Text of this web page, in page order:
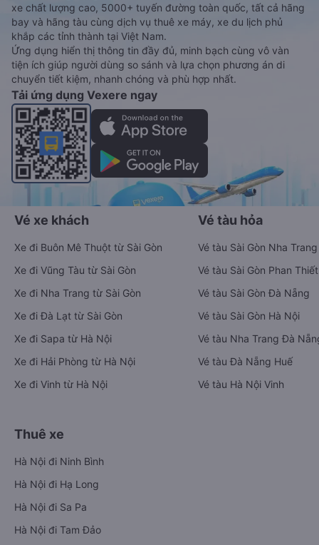
xe chất lượng cao, 5000+ tuyến đường toàn quốc, tất cả hãng
bay và hãng tàu cùng dịch vụ thuê xe máy, xe du lịch phủ
khắp các tỉnh thành tại Việt Nam.
Ứng dụng hiển thị thông tin đầy đủ, minh bạch cùng vô vàn
tiện ích giúp người dùng so sánh và lựa chọn phương án di
chuyển tiết kiệm, nhanh chóng và phù hợp nhất.
Tải ứng dụng Vexere ngay
Vé xe khách
Xe đi Buôn Mê Thuột từ Sài Gòn
Xe đi Vũng Tàu từ Sài Gòn
Xe đi Nha Trang từ Sài Gòn
Xe đi Đà Lạt từ Sài Gòn
Xe đi Sapa từ Hà Nội
Xe đi Hải Phòng từ Hà Nội
Xe đi Vinh từ Hà Nội
Vé tàu hỏa
Vé tàu Sài Gòn Nha Trang
Vé tàu Sài Gòn Phan Thiết
Vé tàu Sài Gòn Đà Nẵng
Vé tàu Sài Gòn Hà Nội
Vé tàu Nha Trang Đà
Vé tàu Đà Nẵng Huế
Vé tàu Hà Nội Vinh
Thuê xe
Hà Nội đi Ninh Bình
Hà Nội đi Hạ Long
Hà Nội đi Sa Pa
Hà Nội đi Tam Đảo